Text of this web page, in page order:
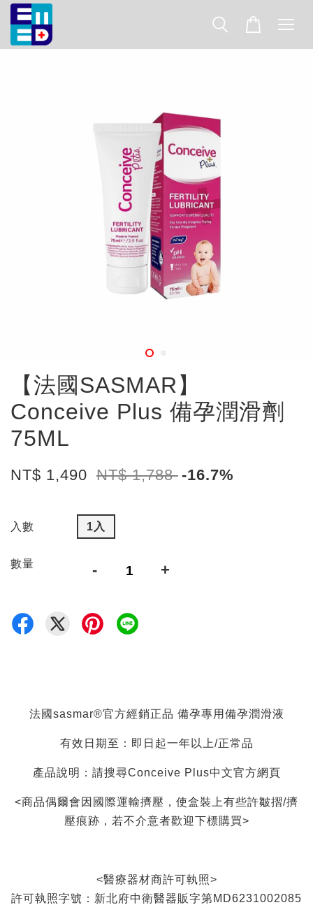
【法國SASMAR】
Conceive Plus 備孕潤滑劑
75ML
NT$ 1,490 NT$ 1,788 -16.7%
入數 1入
數量 - +
法國sasmar®官方經銷正品 備孕專用備孕潤滑液
有效日期至：即日起一年以上/正常品
產品說明：請搜尋Conceive Plus中文官方網頁
<商品偶爾會因國際運輸擠壓，使盒裝上有些許皺摺/擠
壓痕跡，若不介意者歡迎下標購買>
<醫療器材商許可執照>
許可執照字號：新北府中衛醫器販字第MD6231002085